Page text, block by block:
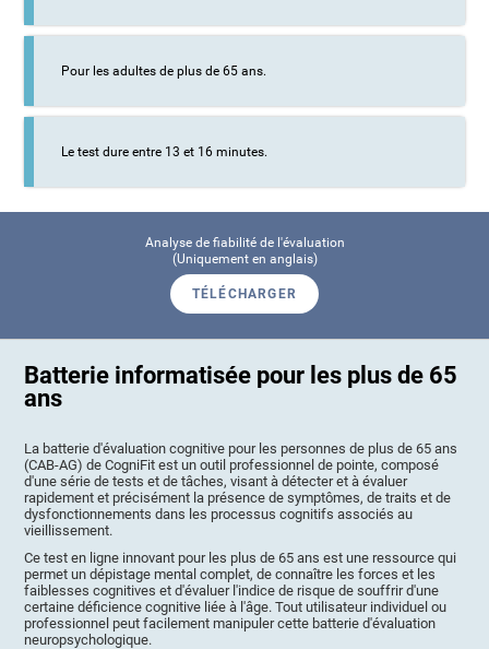
Pour les adultes de plus de 65 ans.
Le test dure entre 13 et 16 minutes.
Analyse de fiabilité de l'évaluation
(Uniquement en anglais)
TÉLÉCHARGER
Batterie informatisée pour les plus de 65
ans
La batterie d'évaluation cognitive pour les personnes de plus de 65 ans
(CAB-AG) de CogniFit est un outil professionnel de pointe, composé
d'une série de tests et de tâches, visant à détecter et à évaluer
rapidement et précisément la présence de symptômes, de traits et de
dysfonctionnements dans les processus cognitifs associés au
vieillissement.
Ce test en ligne innovant pour les plus de 65 ans est une ressource qui
permet un dépistage mental complet, de connaître les forces et les
faiblesses cognitives et d'évaluer l'indice de risque de souffrir d'une
certaine déficience cognitive liée à l'âge. Tout utilisateur individuel ou
professionnel peut facilement manipuler cette batterie d'évaluation
neuropsychologique.